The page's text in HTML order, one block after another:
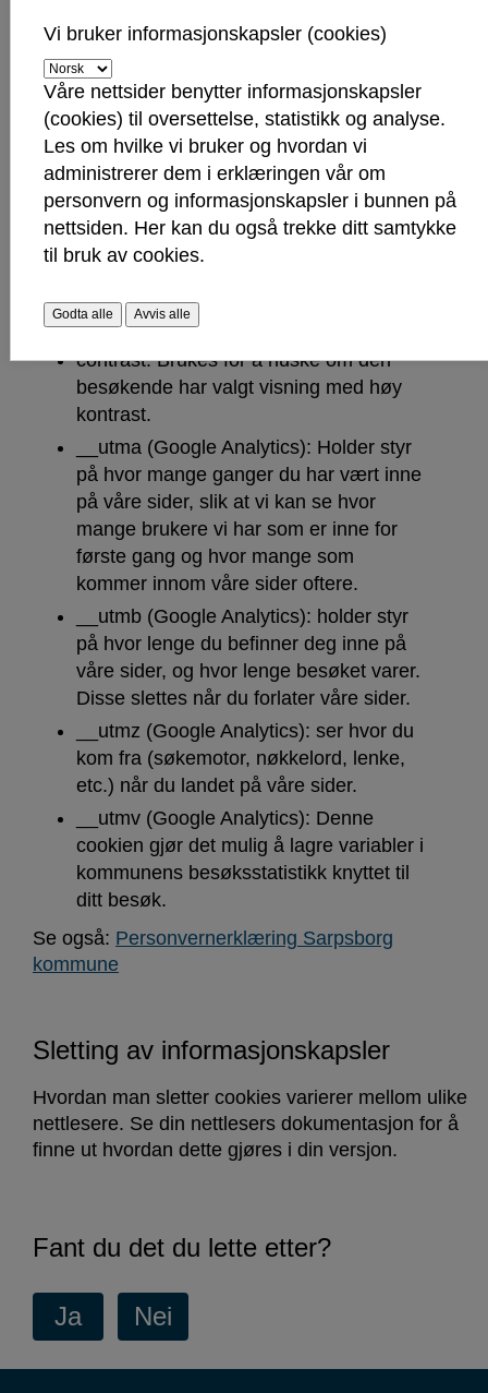
sporing om de skrur av
informasjonskapsler/cookies i sin nettleser.
Mer om informasjonskapsler på
www.sarpsborg.com:
ASP.NET_SessionId: Denne cookien
setter din sesjons-ID og gjør det mulig
for oss å vite at du er den samme
Denne slettes når du lukker nettleseren.
Merk at du vil få en ny ved neste besøk.
contrast: Brukes for å huske om den
besøkende har valgt visning med høy
kontrast.
__utma (Google Analytics): Holder styr
på hvor mange ganger du har vært inne
på våre sider, slik at vi kan se hvor
mange brukere vi har som er inne for
første gang og hvor mange som
kommer innom våre sider oftere.
__utmb (Google Analytics): holder styr
på hvor lenge du befinner deg inne på
våre sider, og hvor lenge besøket varer.
Disse slettes når du forlater våre sider.
__utmz (Google Analytics): ser hvor du
kom fra (søkemotor, nøkkelord, lenke,
etc.) når du landet på våre sider.
__utmv (Google Analytics): Denne
cookien gjør det mulig å lagre variabler i
kommunens besøksstatistikk knyttet til
ditt besøk.
Se også: Personvernerklæring Sarpsborg
kommune
Sletting av informasjonskapsler
Hvordan man sletter cookies varierer mellom ulike
nettlesere. Se din nettlesers dokumentasjon for å
finne ut hvordan dette gjøres i din versjon.
Fant du det du lette etter?
Vi bruker informasjonskapsler (cookies)
Våre nettsider benytter informasjonskapsler
(cookies) til oversettelse, statistikk og analyse.
Les om hvilke vi bruker og hvordan vi
administrerer dem i erklæringen vår om
personvern og informasjonskapsler i bunnen på
nettsiden. Her kan du også trekke ditt samtykke
til bruk av cookies.
Godta alle Avvis alle